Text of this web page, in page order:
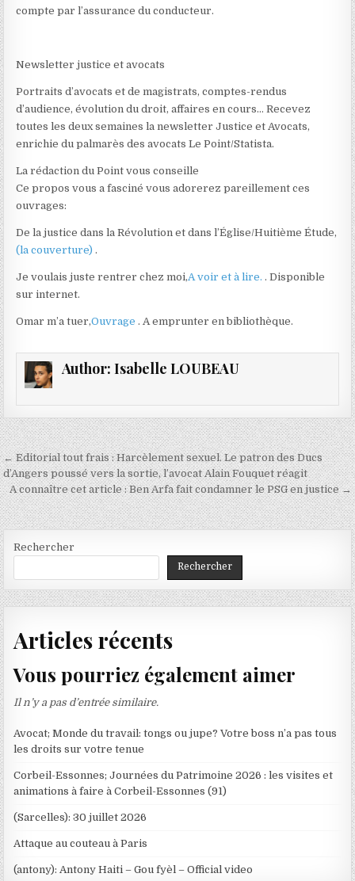
compte par l’assurance du conducteur.
Newsletter justice et avocats
Portraits d’avocats et de magistrats, comptes-rendus
d’audience, évolution du droit, affaires en cours… Recevez
toutes les deux semaines la newsletter Justice et Avocats,
enrichie du palmarès des avocats Le Point/Statista.
La rédaction du Point vous conseille
Ce propos vous a fasciné vous adorerez pareillement ces
ouvrages:
De la justice dans la Révolution et dans l’Église/Huitième Étude,
(la couverture) .
Je voulais juste rentrer chez moi,A voir et à lire. . Disponible
sur internet.
Omar m’a tuer,Ouvrage . A emprunter en bibliothèque.
Author: Isabelle LOUBEAU
Navigation
de
l’article
← Editorial tout frais : Harcèlement sexuel. Le patron des Ducs
d’Angers poussé vers la sortie, l’avocat Alain Fouquet réagit
A connaître cet article : Ben Arfa fait condamner le PSG en justice →
Rechercher
Rechercher
Articles récents
Vous pourriez également aimer
Il n’y a pas d’entrée similaire.
Avocat; Monde du travail: tongs ou jupe? Votre boss n’a pas tous
les droits sur votre tenue
Corbeil-Essonnes; Journées du Patrimoine 2026 : les visites et
animations à faire à Corbeil-Essonnes (91)
(Sarcelles): 30 juillet 2026
Attaque au couteau à Paris
(antony): Antony Haiti – Gou fyèl – Official video